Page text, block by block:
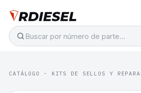
CATÁLOGO · KITS DE SELLOS Y